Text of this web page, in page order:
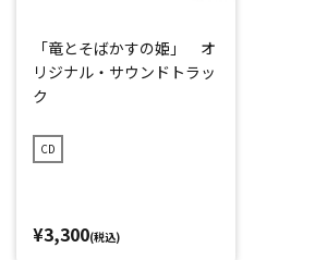
「竜とそばかすの姫」 オ
リジナル・サウンドトラッ
ク
CD
¥3,300(税込)